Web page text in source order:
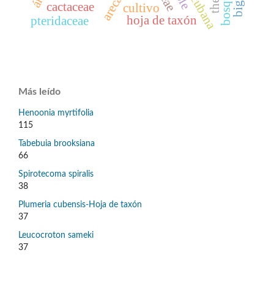
cultivo
hoja de taxón
cactaceae
pteridaceae
Más leído
Henoonia myrtifolia
115
Tabebuia brooksiana
66
Spirotecoma spiralis
38
Plumeria cubensis-Hoja de taxón
37
Leucocroton sameki
37